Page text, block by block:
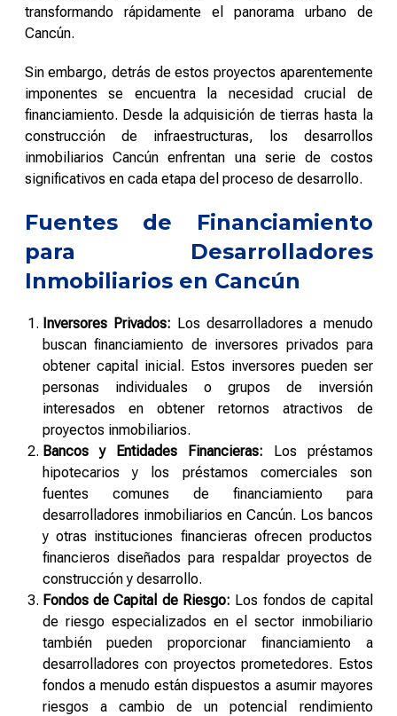
transformando rápidamente el panorama urbano de
Cancún.
Sin embargo, detrás de estos proyectos aparentemente
imponentes se encuentra la necesidad crucial de
financiamiento. Desde la adquisición de tierras hasta la
construcción de infraestructuras, los desarrollos
inmobiliarios Cancún enfrentan una serie de costos
significativos en cada etapa del proceso de desarrollo.
Fuentes de Financiamiento
para Desarrolladores
Inmobiliarios en Cancún
Inversores Privados: Los desarrolladores a menudo
buscan financiamiento de inversores privados para
obtener capital inicial. Estos inversores pueden ser
personas individuales o grupos de inversión
interesados en obtener retornos atractivos de
proyectos inmobiliarios.
Bancos y Entidades Financieras: Los préstamos
hipotecarios y los préstamos comerciales son
fuentes comunes de financiamiento para
desarrolladores inmobiliarios en Cancún. Los bancos
y otras instituciones financieras ofrecen productos
financieros diseñados para respaldar proyectos de
construcción y desarrollo.
Fondos de Capital de Riesgo: Los fondos de capital
de riesgo especializados en el sector inmobiliario
también pueden proporcionar financiamiento a
desarrolladores con proyectos prometedores. Estos
fondos a menudo están dispuestos a asumir mayores
riesgos a cambio de un potencial rendimiento